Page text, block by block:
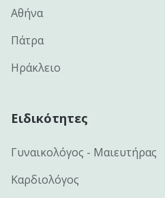
Αθήνα
Πάτρα
Ηράκλειο
Ειδικότητες
Γυναικολόγος - Μαιευτήρας
Καρδιολόγος